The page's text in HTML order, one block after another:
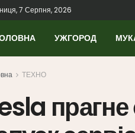
7 Серпня, 2026
УЖГОРОД
ТЕХНО